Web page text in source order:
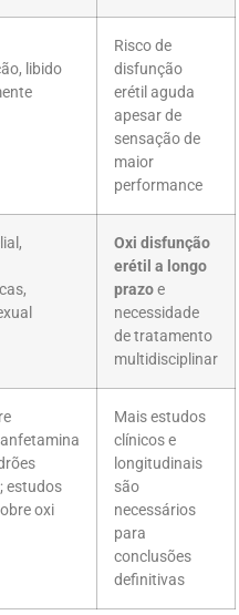
libido
Risco de
disfunção
erétil aguda
apesar de
sensação de
maior
performance
Oxi disfunção
erétil a longo
prazoe
necessidade
de tratamento
multidisciplinar
estudos
oxi
Mais estudos
clínicos e
longitudinais
são
necessários
para
conclusões
definitivas